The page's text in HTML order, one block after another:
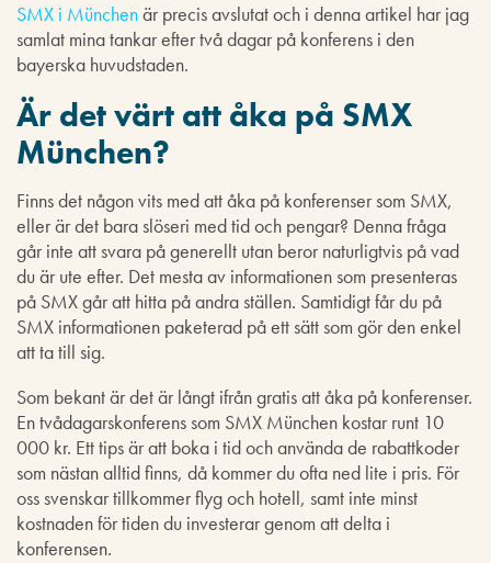
SMX i Münchenär precis avslutat och i denna artikel har jag
samlat mina tankar efter två dagar på konferens i den
bayerska huvudstaden.
Är det värt att åka på SMX
München?
Finns det någon vits med att åka på konferenser som SMX,
eller är det bara slöseri med tid och pengar? Denna fråga
går inte att svara på generellt utan beror naturligtvis på vad
du är ute efter. Det mesta av informationen som presenteras
på SMX går att hitta på andra ställen. Samtidigt får du på
SMX informationen paketerad på ett sätt som gör den enkel
att ta till sig.
Som bekant är det är långt ifrån gratis att åka på konferenser.
En tvådagarskonferens som SMX München kostar runt 10
000 kr. Ett tips är att boka i tid och använda de rabattkoder
som nästan alltid finns, då kommer du ofta ned lite i pris. För
oss svenskar tillkommer flyg och hotell, samt inte minst
kostnaden för tiden du investerar genom att delta i
konferensen.